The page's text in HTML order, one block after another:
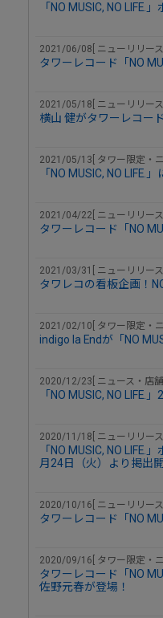
「NO MUSIC, NO
2021/06/08[ ニューリリース
タワーレコード「NO
2021/05/18[ ニューリリース ]
横山 健がタワーレコー
2021/05/13[ タワー限定・
「NO MUSIC, NO LIFE.
2021/04/22[ ニューリリース ]
タワーレコード「NO
2021/03/31[ ニューリリース
タワレコの看板企画！
2021/02/10[ タワー限定・
indigo la Endが「NO
2020/12/23[ ニュース・店舗 ]
「NO MUSIC, NO
2020/11/18[ ニューリリース
「NO MUSIC, NO
月24日（火）より掲出
2020/10/16[ ニューリリース
タワーレコード「NO
2020/09/16[ タワー限定・
タワーレコード「NO
佐野元春が登場！